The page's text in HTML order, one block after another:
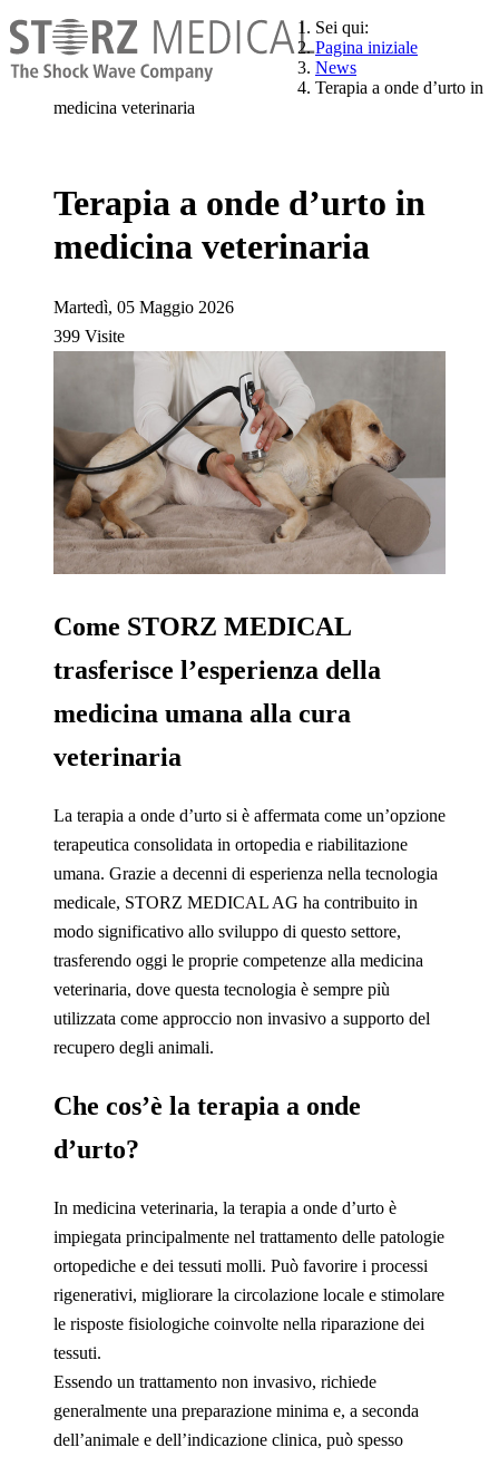
Sei qui:
Pagina iniziale
News
Terapia a onde d’urto in
medicina veterinaria
Terapia a onde d’urto in
medicina veterinaria
Martedì, 05 Maggio 2026
399 Visite
Come STORZ MEDICAL
trasferisce l’esperienza della
medicina umana alla cura
veterinaria
La terapia a onde d’urto si è affermata come un’opzione
terapeutica consolidata in ortopedia e riabilitazione
umana. Grazie a decenni di esperienza nella tecnologia
medicale, STORZ MEDICAL AG ha contribuito in
modo significativo allo sviluppo di questo settore,
trasferendo oggi le proprie competenze alla medicina
veterinaria, dove questa tecnologia è sempre più
utilizzata come approccio non invasivo a supporto del
recupero degli animali.
Che cos’è la terapia a onde
d’urto?
In medicina veterinaria, la terapia a onde d’urto è
impiegata principalmente nel trattamento delle patologie
ortopediche e dei tessuti molli. Può favorire i processi
rigenerativi, migliorare la circolazione locale e stimolare
le risposte fisiologiche coinvolte nella riparazione dei
tessuti.
Essendo un trattamento non invasivo, richiede
generalmente una preparazione minima e, a seconda
dell’animale e dell’indicazione clinica, può spesso